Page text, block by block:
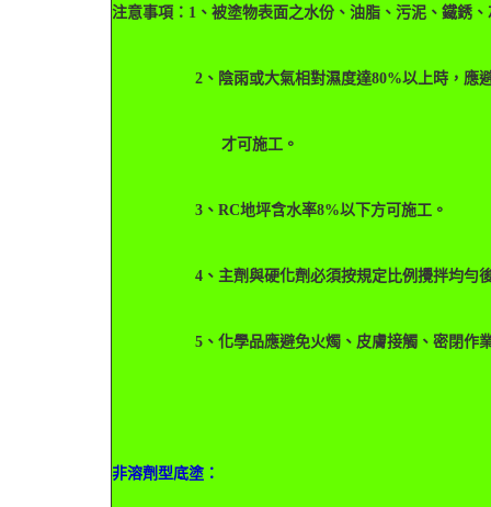
注意事項：1、被塗物表面之水份、油脂、污泥、鐵銹
2、陰雨或大氣相對濕度達80%以上時，應避免
才可施工。
3、RC地坪含水率8%以下方可施工。
4、主劑與硬化劑必須按規定比例攪拌均勻後
5、化學品應避免火燭、皮膚接觸、密閉作
非溶劑型底塗：